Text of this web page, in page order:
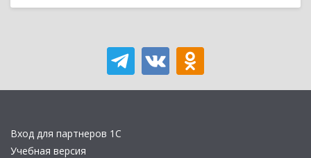
Вход для партнеров 1С
Учебная версия